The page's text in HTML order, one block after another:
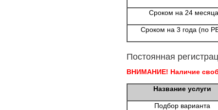
Сроком на 24 месяца
Сроком на 3 года (по
Постоянная
ВНИМАНИЕ! Наличие
Название услуги
Подбор варианта